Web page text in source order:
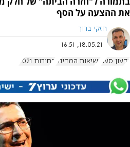
את ההצעה על הסף
חזקי ברוך
18.05.21, 16:51
גדעון סער נשיאות המדינה בחירות 2021